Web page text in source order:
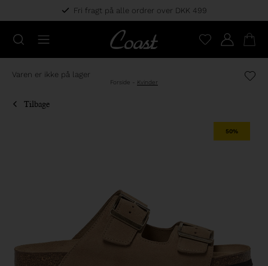
Fri fragt på alle ordrer over DKK 499
Varen er ikke på lager
Forside - Kvinder
Tilbage
50%